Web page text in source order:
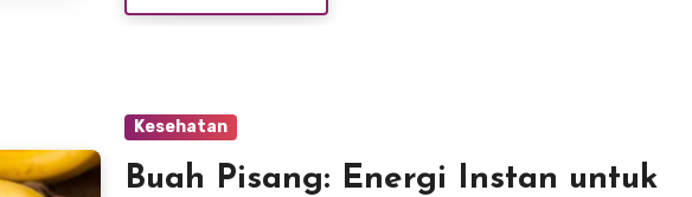
Kesehatan
Buah Pisang: Energi Instan untuk